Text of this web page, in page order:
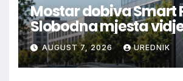
Mostar dobiva Smart
Slobodna mjesta
aplikaciji
AUGUST 7, 2026 UREDNIK